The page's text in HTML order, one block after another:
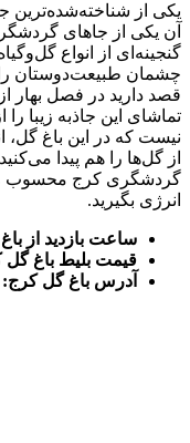
یکی از شناخته‌شده‌ترین
آن یکی از جاهای
گنجینه‌ای از انواع
چشمان طبیعت‌دوستان را
قصد دارید در فصل بهار
تماشای این جاذبه زیبا
نیست که در این باغ گل،
از گل‌ها را هم پیدا
گردشگری کرج محسوب
انرژی بگیرید.
ساعت بازدید از
قیمت بلیط باغ گل
آدرس باغ گل کرج: